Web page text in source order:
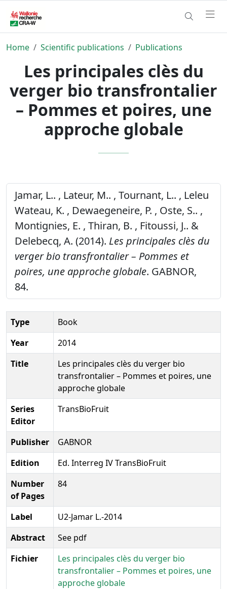
Home Scientific publications Publications
Les principales clès du
verger bio transfrontalier
– Pommes et poires, une
approche globale
Jamar, L.. , Lateur, M.. , Tournant, L.. , Leleu
Wateau, K. , Dewaegeneire, P. , Oste, S.. ,
Montignies, E. , Thiran, B. , Fitoussi, J.. &
Delebecq, A. (2014). Les principales clès du
verger bio transfrontalier – Pommes et
poires, une approche globale. GABNOR,
84.
Type
Book
Year
2014
Title
Les principales clès du verger bio
transfrontalier – Pommes et poires, une
approche globale
Series
Editor
TransBioFruit
Publisher
GABNOR
Edition
Ed. Interreg IV TransBioFruit
Number
of Pages
84
Label
U2-Jamar L.-2014
Abstract
See pdf
Fichier
Les principales clès du verger bio
transfrontalier – Pommes et poires, une
approche globale